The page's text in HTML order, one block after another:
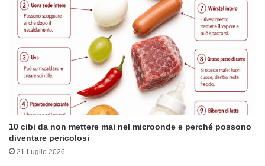
10 cibi da non mettere mai nel microonde e perché possono
diventare pericolosi
21 Luglio 2026